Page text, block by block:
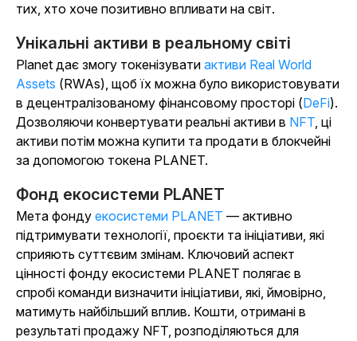
тих, хто хоче позитивно впливати на світ.
Унікальні активи в реальному світі
Planet дає змогу токенізувати активи Real World
Assets (RWAs), щоб їх можна було використовувати
в децентралізованому фінансовому просторі (DeFi).
Дозволяючи конвертувати реальні активи в NFT, ці
активи потім можна купити та продати в блокчейні
за допомогою токена PLANET.
Фонд екосистеми PLANET
Мета фонду екосистеми PLANET — активно
підтримувати технології, проєкти та ініціативи, які
сприяють суттєвим змінам. Ключовий аспект
цінності фонду екосистеми PLANET полягає в
спробі команди визначити ініціативи, які, ймовірно,
матимуть найбільший вплив. Кошти, отримані в
результаті продажу NFT, розподіляються для